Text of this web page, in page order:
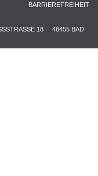
BARRIEREFREIHEIT
18 48455 BAD